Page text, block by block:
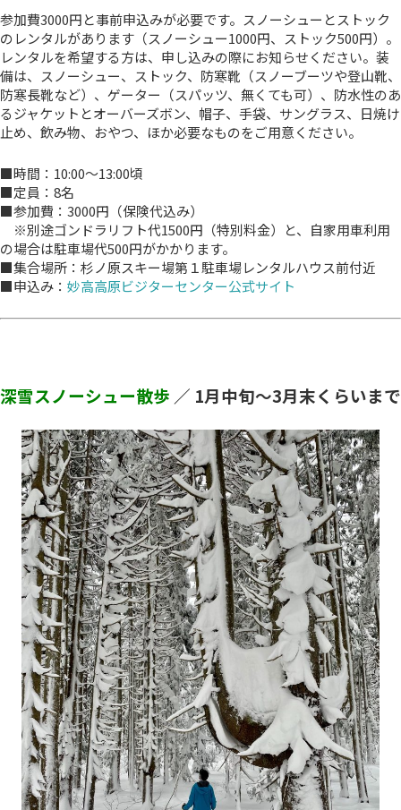
参加費3000円と事前申込みが必要です。スノーシューとストック
のレンタルがあります（スノーシュー1000円、ストック500円）。
レンタルを希望する方は、申し込みの際にお知らせください。装
備は、スノーシュー、ストック、防寒靴（スノーブーツや登山靴、
防寒長靴など）、ゲーター（スパッツ、無くても可）、防水性のあ
るジャケットとオーバーズボン、帽子、手袋、サングラス、日焼け
止め、飲み物、おやつ、ほか必要なものをご用意ください。
■時間：10:00～13:00頃
■定員：8名
■参加費：3000円（保険代込み）
※別途ゴンドラリフト代1500円（特別料金）と、自家用車利用
の場合は駐車場代500円がかかります。
■集合場所：杉ノ原スキー場第１駐車場レンタルハウス前付近
■申込み： 妙高高原ビジターセンター公式サイト
深雪スノーシュー散歩 ／ 1月中旬～3月末くらいまで